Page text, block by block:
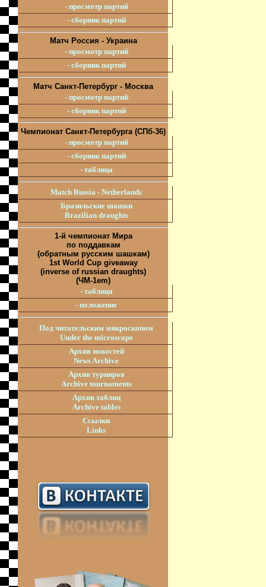
- просмотр партий
- сборник партий
Матч Россия - Украина
- просмотр партий
- сборник партий
Матч Санкт-Петербург - Москва
- просмотр партий
- сборник партий
Чемпионат Санкт-Петербурга (СПб-36)
- просмотр партий
- сборник партий
- таблица
Match Russia - Netherlands
Бразильские шашки
Brazilian draughts
1-й чемпионат Мира
по поддавкам
(обратным русским шашкам)
1st World Cup giveaway
(inverse of russian draughts)
(ЧМ-1em)
- таблица
- положение
Под читательским микроскопом
Under the microscope
Архив новостей
News Archive
Архив турниров
Archive tournaments
Архив таблиц
Archive tables
Ссылки
Links